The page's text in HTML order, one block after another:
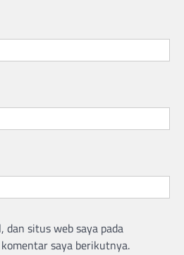
dan situs web saya pada
saya berikutnya.